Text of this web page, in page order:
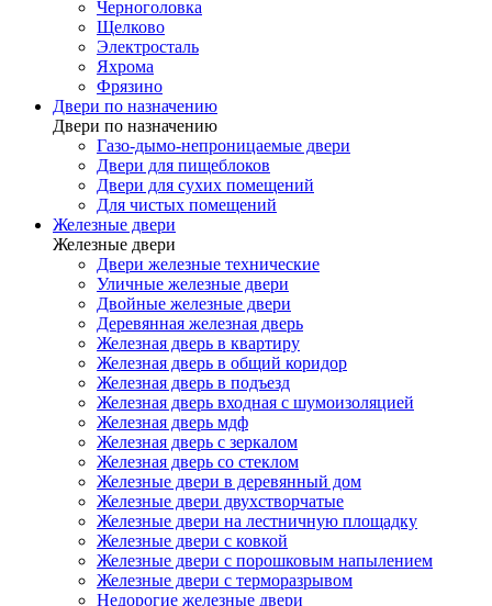
Черноголовка
Щелково
Электросталь
Яхрома
Фрязино
Двери по назначению
Двери по назначению
Газо-дымо-непроницаемые двери
Двери для пищеблоков
Двери для сухих помещений
Для чистых помещений
Железные двери
Железные двери
Двери железные технические
Уличные железные двери
Двойные железные двери
Деревянная железная дверь
Железная дверь в квартиру
Железная дверь в общий коридор
Железная дверь в подъезд
Железная дверь входная с шумоизоляцией
Железная дверь мдф
Железная дверь с зеркалом
Железная дверь со стеклом
Железные двери в деревянный дом
Железные двери двухстворчатые
Железные двери на лестничную площадку
Железные двери с ковкой
Железные двери с порошковым напылением
Железные двери с терморазрывом
Недорогие железные двери